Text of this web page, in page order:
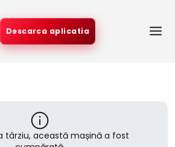
Descarca aplicatia
târziu, această mașină a fost